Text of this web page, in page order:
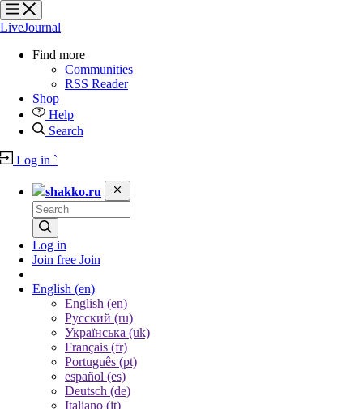
?
?
?
?
LiveJournal
Find more
Communities
RSS Reader
Shop
Help
Search
Log in `
shakko.ru
Log in
Join free Join
English (en)
English (en)
Русский (ru)
Українська (uk)
Français (fr)
Português (pt)
español (es)
Deutsch (de)
Italiano (it)